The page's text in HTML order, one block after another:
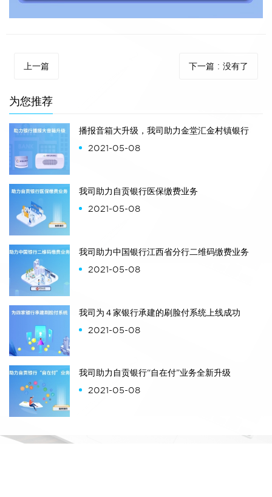
上一篇 下一篇: 没有了
为您推荐
播报音箱大升级，我司助力金堂汇金村镇银行
2021-05-08
我司助力自贡银行医保缴费业务
2021-05-08
我司助力中国银行江西省分行二维码缴费业务
2021-05-08
我司为４家银行承建的刷脸付系统上线成功​
2021-05-08
我司助力自贡银行“自在付”业务全新升级
2021-05-08